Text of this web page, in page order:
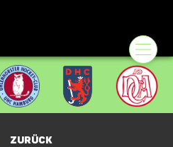
Zurück